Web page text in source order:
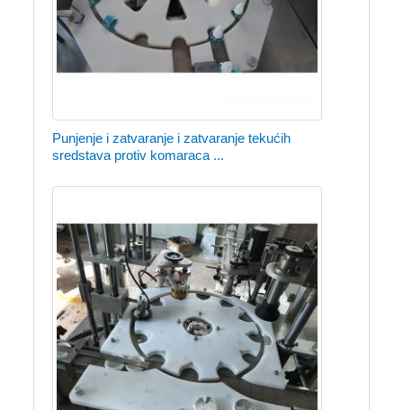
Punjenje i zatvaranje i zatvaranje tekućih
sredstava protiv komaraca ...